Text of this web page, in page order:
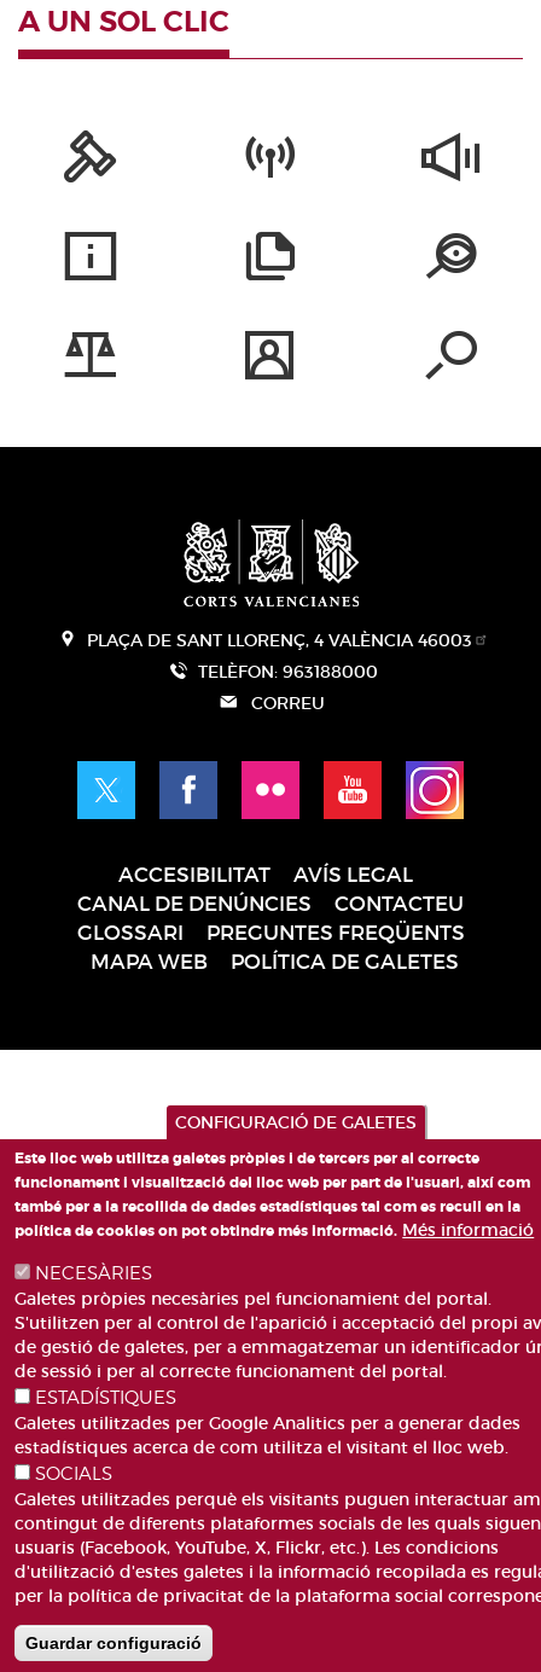
A UN SOL CLIC
PLAÇA DE SANT LLORENÇ, 4 VALÈNCIA 46003
TELÈFON: 963188000
CORREU
página
ACCESIBILITAT
AVÍS LEGAL
CANAL DE DENÚNCIES
CONTACTEU
GLOSSARI
PREGUNTES FREQÜENTS
MAPA WEB
POLÍTICA DE GALETES
CONFIGURACIÓ DE GALETES
Este lloc web utilitza galetes pròpies i de tercers per al correcte
funcionament i visualització del lloc web per part de l'usuari, així com
també per a la recollida de dades estadístiques tal com es recull en la
política de cookies on pot obtindre més informació. Més informació
NECESÀRIES
Galetes pròpies necesàries pel funcionamient del portal.
S'utilitzen per al control de l'aparició i acceptació del propi
de gestió de galetes, per a emmagatzemar un identificador
de sessió i per al correcte funcionament del portal.
ESTADÍSTIQUES
Galetes utilitzades per Google Analitics per a generar dades
estadístiques acerca de com utilitza el visitant el lloc web.
SOCIALS
Galetes utilitzades perquè els visitants puguen interactuar
contingut de diferents plataformes socials de les quals siguen
usuaris (Facebook, YouTube, X, Flickr, etc.). Les condicions
d'utilització d'estes galetes i la informació recopilada es
per la política de privacitat de la plataforma social
Guardar configuració